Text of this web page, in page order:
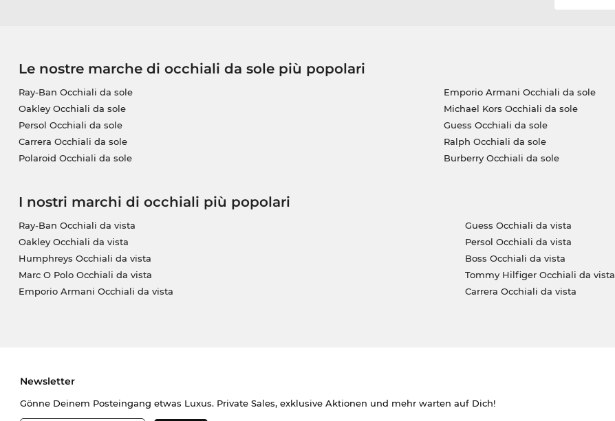
Le nostre marche di occhiali da sole più popolari
Ray-Ban Occhiali da sole
Oakley Occhiali da sole
Persol Occhiali da sole
Carrera Occhiali da sole
Polaroid Occhiali da sole
Emporio Armani Occhiali da sole
Michael Kors Occhiali da sole
Guess Occhiali da sole
Ralph Occhiali da sole
Burberry Occhiali da sole
I nostri marchi di occhiali più popolari
Ray-Ban Occhiali da vista
Oakley Occhiali da vista
Humphreys Occhiali da vista
Marc O Polo Occhiali da vista
Emporio Armani Occhiali da vista
Guess Occhiali da vista
Persol Occhiali da vista
Boss Occhiali da vista
Tommy Hilfiger Occhiali da vista
Carrera Occhiali da vista
Newsletter
Gönne Deinem Posteingang etwas Luxus. Private Sales, exklusive Aktionen und mehr warten auf Dich!